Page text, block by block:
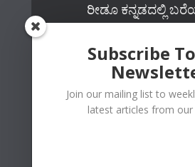
ರೀಡೂ ಕನ್ನಡದಲ್ಲಿ
Subscribe
Join our mailing list to
latest articles from our